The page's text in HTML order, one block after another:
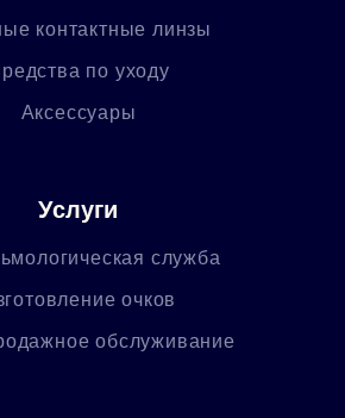
контактные линзы
по уходу
Аксессуары
Услуги
служба
очков
обслуживание